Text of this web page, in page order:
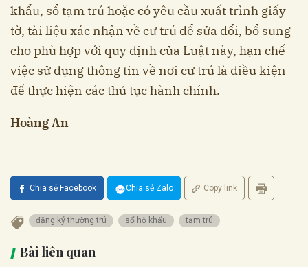
khẩu, sổ tạm trú hoặc có yêu cầu xuất trình giấy
tờ, tài liệu xác nhận về cư trú để sửa đổi, bổ sung
cho phù hợp với quy định của Luật này, hạn chế
việc sử dụng thông tin về nơi cư trú là điều kiện
để thực hiện các thủ tục hành chính.
Hoàng An
Chia sẻ Facebook Chia sẻ Zalo Copy link
đăng ký thường trú sổ hộ khẩu tạm trú
Bài liên quan